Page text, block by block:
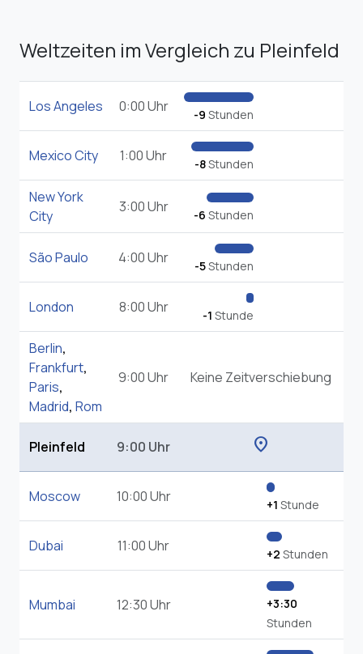
Weltzeiten im Vergleich zu Pleinfeld
Los Angeles 0:00 Uhr -9 Stunden
Mexico City 1:00 Uhr -8Stunden
New York
City
3:00 Uhr -6 Stunden
São Paulo 4:00 Uhr -5Stunden
London 8:00 Uhr -1 Stunde
Berlin,
Frankfurt,
Paris,
Madrid, Rom
9:00 Uhr Keine Zeitverschiebung
Pleinfeld 9:00 Uhr location_on
Moscow 10:00 Uhr +1 Stunde
Dubai 11:00 Uhr +2 Stunden
Mumbai 12:30 Uhr
+3:30
Stunden